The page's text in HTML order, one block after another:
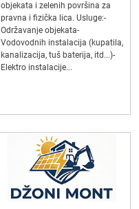
objekata i zelenih površina za
pravna i fizička lica. Usluge:-
Održavanje objekata-
Vodovodnih instalacija (kupatila,
kanalizacija, tuš baterija, itd...)-
Elektro instalacije...